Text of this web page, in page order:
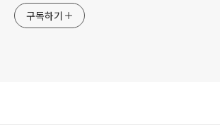
구독하기